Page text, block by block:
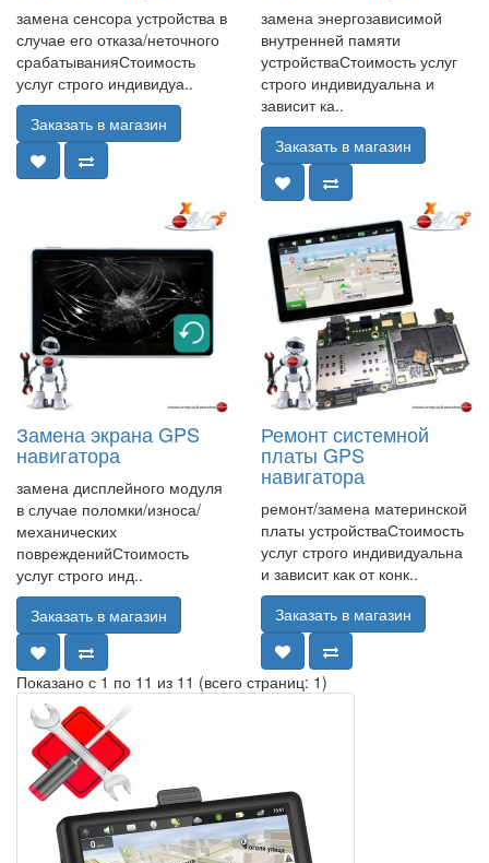
замена сенсора устройства в
случае его отказа/неточного
срабатыванияСтоимость
услуг строго индивидуа..
Заказать в магазин
замена энергозависимой
внутренней памяти
устройстваСтоимость услуг
строго индивидуальна и
зависит ка..
Заказать в магазин
Замена экрана GPS
навигатора
замена дисплейного модуля
в случае поломки/износа/
механических
поврежденийСтоимость
услуг строго инд..
Заказать в магазин
Ремонт системной
платы GPS
навигатора
ремонт/замена материнской
платы устройстваСтоимость
услуг строго индивидуальна
и зависит как от конк..
Заказать в магазин
Показано с 1 по 11 из 11 (всего страниц: 1)